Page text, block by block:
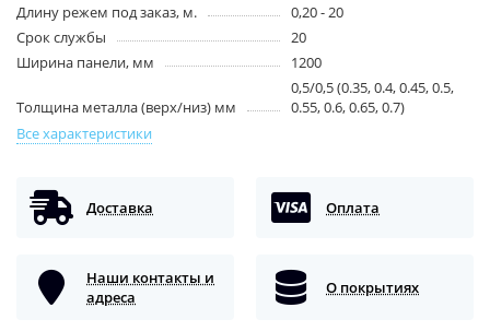
Длину режем под заказ, м.
0,20 - 20
Срок службы
20
Ширина панели, мм
1200
Толщина металла (верх/низ) мм
0,5/0,5 (0.35, 0.4, 0.45, 0.5,
0.55, 0.6, 0.65, 0.7)
Все характеристики
Доставка Оплата
Наши контакты и
адреса
О покрытиях